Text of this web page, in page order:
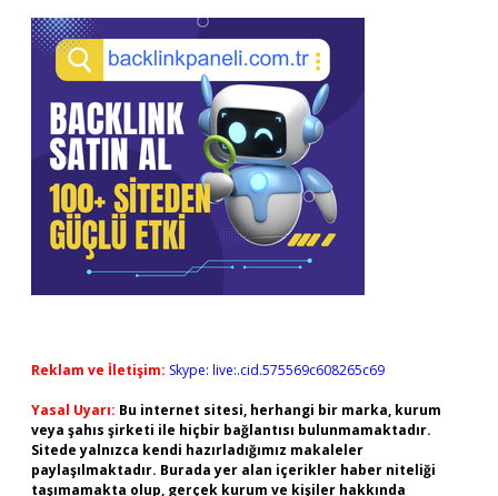
Reklam ve İletişim: Skype: live:.cid.575569c608265c69
Yasal Uyarı: Bu internet sitesi, herhangi bir marka, kurum
veya şahıs şirketi ile hiçbir bağlantısı bulunmamaktadır.
Sitede yalnızca kendi hazırladığımız makaleler
paylaşılmaktadır. Burada yer alan içerikler haber niteliği
taşımamakta olup, gerçek kurum ve kişiler hakkında